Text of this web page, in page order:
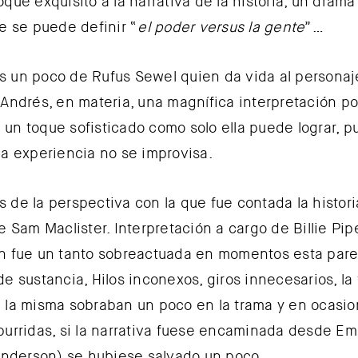
se puede definir “ el poder versus la gente”…
un poco de Rufus Sewel quien da vida al
en materia, una magnífica interpretación
un toque sofisticado como solo ella puede lograr,
experiencia no se improvisa.
de la perspectiva con la que fue contada la
Sam Maclister. Interpretación a cargo de Billie
fue un tanto sobreactuada en momentos esta
sustancia, Hilos inconexos, giros innecesarios,
misma sobraban un poco en la trama y en
si la narrativa fuese encaminada desde